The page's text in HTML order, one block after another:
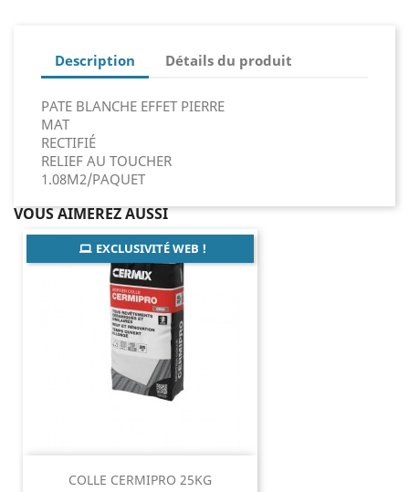
Description Détails du produit
PATE BLANCHE EFFET PIERRE
MAT
RECTIFIÉ
RELIEF AU TOUCHER
1.08M2/PAQUET
VOUS AIMEREZ AUSSI
COLLE CERMIPRO 25KG
EXCLUSIVITÉ WEB !